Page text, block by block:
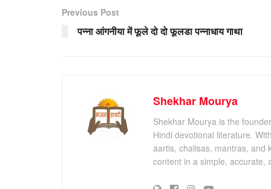
Previous Post
पन्ना आंगनीया में फूले दो दो फूलडा पन्नाधाय गाथा
Shekhar Mourya
Shekhar Mourya is the
Hindi devotional literature.
aartis, chalisas, mantras, and
content in a simple, accurate,